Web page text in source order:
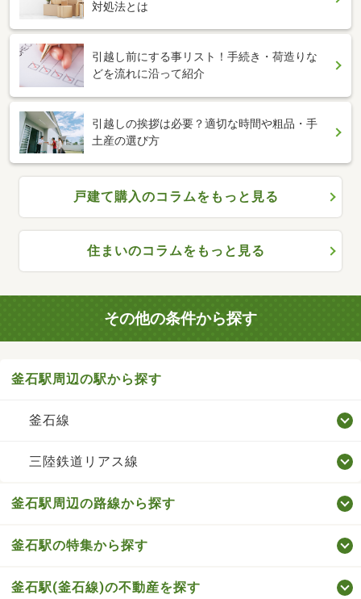
対処法とは
引越し前にする事リスト！手続き・荷造りな
どを流れに沿って紹介
引越しの挨拶は必要？適切な時間や粗品・手
土産の選び方
戸建て購入のコラムをもっと見る
住まいのコラムをもっと見る
その他の条件から探す
釜石駅周辺の駅から探す
釜石線
三陸鉄道リアス線
釜石駅周辺の路線から探す
釜石駅の特集から探す
釜石駅(釜石線)の不動産を探す